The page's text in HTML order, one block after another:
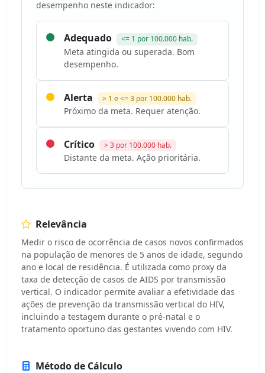
desempenho neste indicador:
Adequado <= 1 por 100.000 hab.
Meta atingida ou superada. Bom
desempenho.
Alerta > 1 e <= 3 por 100.000 hab.
Próximo da meta. Requer atenção.
Crítico > 3 por 100.000 hab.
Distante da meta. Ação prioritária.
Relevância
Medir o risco de ocorrência de casos novos confirmados
na população de menores de 5 anos de idade, segundo
ano e local de residência. É utilizada como proxy da
taxa de detecção de casos de AIDS por transmissão
vertical. O indicador permite avaliar a efetividade das
ações de prevenção da transmissão vertical do HIV,
incluindo a testagem durante o pré-natal e o
tratamento oportuno das gestantes vivendo com HIV.
Método de Cálculo